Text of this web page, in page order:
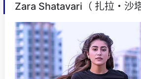
Zara Shatavari（ 扎拉・沙